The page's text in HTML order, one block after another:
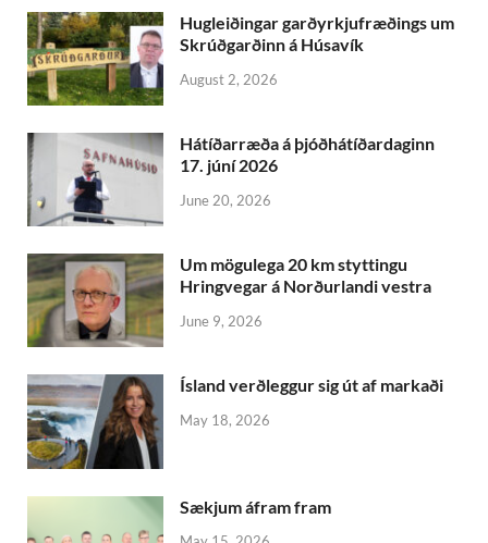
Hugleiðingar garðyrkjufræðings um
Skrúðgarðinn á Húsavík
August 2, 2026
Hátíðarræða á þjóðhátíðardaginn
17. júní 2026
June 20, 2026
Um mögulega 20 km styttingu
Hringvegar á Norðurlandi vestra
June 9, 2026
Ís­land verð­leggur sig út af markaði
May 18, 2026
Sækjum áfram fram